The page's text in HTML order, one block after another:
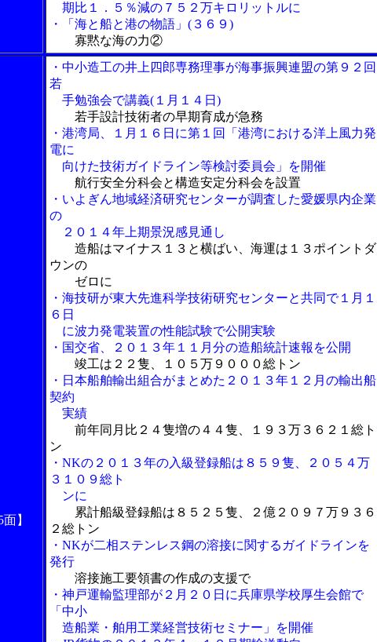
期比１．５％減の７５２万キロリットルに
・「海と船と港の物語」(３６９)
寡黙な海の力②
】
・中小造工の井上四郎専務理事が海事振興連盟の第９２回
若
手勉強会で講義(１月１４日)
若手設計技術者の早期育成が急務
・港湾局、１月１６日に第１回「港湾における洋上風力発
電に
向けた技術ガイドライン等検討委員会」を開催
航行安全分科会と構造安定分科会を設置
・いよぎん地域経済研究センターが調査した愛媛県内企業
の
２０１４年上期景況感見通し
造船はマイナス１３と横ばい、海運は１３ポイントダ
ウンの
ゼロに
・海技研が東大先進科学技術研究センターと共同で１月１
６日
に波力発電装置の性能試験で公開実験
・国交省、２０１３年１１月分の造船統計速報を公開
竣工は２２隻、１０５万９０００総トン
・日本船舶輸出組合がまとめた２０１３年１２月の輸出船
契約
実績
前年同月比２４隻増の４４隻、１９３万３６２１総ト
ン
・NKの２０１３年の入級登録船は８５９隻、２０５４万
３１０９総ト
ンに
累計船級登録船は８５２５隻、２億２０９７万９３６
２総トン
・NKが二相ステンレス鋼の溶接に関するガイドラインを
発行
溶接施工要領書の作成の支援で
・神戸運輸監理部が２月２０日に兵庫県学校厚生会館で
「中小
造船業・舶用工業経営技術セミナー」を開催